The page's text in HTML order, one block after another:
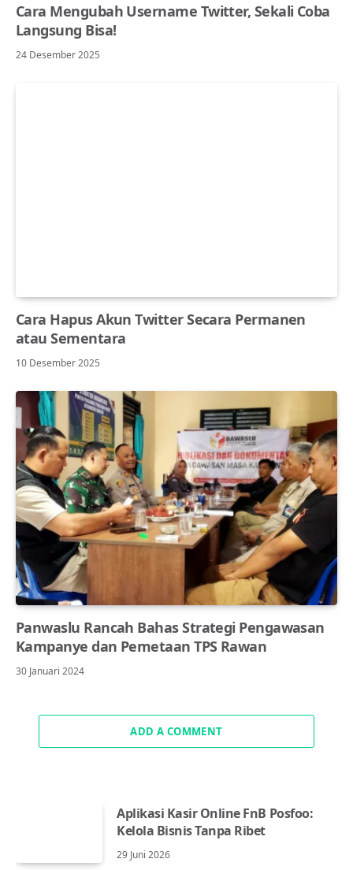
Cara Mengubah Username Twitter, Sekali Coba
Langsung Bisa!
24 Desember 2025
Cara Hapus Akun Twitter Secara Permanen
atau Sementara
10 Desember 2025
Panwaslu Rancah Bahas Strategi Pengawasan
Kampanye dan Pemetaan TPS Rawan
30 Januari 2024
ADD A COMMENT
Aplikasi Kasir Online FnB Posfoo:
Kelola Bisnis Tanpa Ribet
29 Juni 2026